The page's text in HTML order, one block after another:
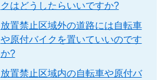
クはどうしたらいいですか?
放置禁止区域外の道路には自転車
や原付バイクを置いていいのです
か?
放置禁止区域内の自転車や原付バ